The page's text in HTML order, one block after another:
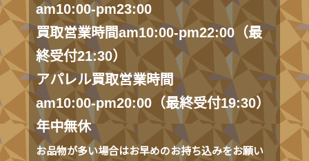
am10:00-pm23:00
買取営業時間am10:00-pm22:00（最
終受付21:30）
アパレル買取営業時間
am10:00-pm20:00（最終受付19:30）
年中無休
お品物が多い場合はお早めのお持ち込みをお願い